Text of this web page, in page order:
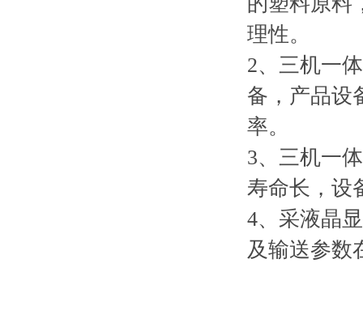
理性。
2、三机一
备，产品设
率。
3、三机一
寿命长，设
4、采液晶
及输送参数